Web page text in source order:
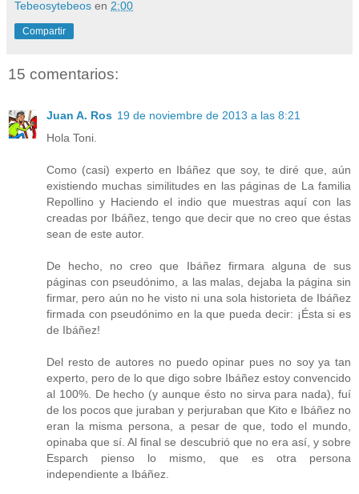
Tebeosytebeos en 2:00
Compartir
15 comentarios:
Juan A. Ros 19 de noviembre de 2013 a las 8:21
Hola Toni.
Como (casi) experto en Ibáñez que soy, te diré que, aún
existiendo muchas similitudes en las páginas de La familia
Repollino y Haciendo el indio que muestras aquí con las
creadas por Ibáñez, tengo que decir que no creo que éstas
sean de este autor.
De hecho, no creo que Ibáñez firmara alguna de sus
páginas con pseudónimo, a las malas, dejaba la página sin
firmar, pero aún no he visto ni una sola historieta de Ibáñez
firmada con pseudónimo en la que pueda decir: ¡Ésta si es
de Ibáñez!
Del resto de autores no puedo opinar pues no soy ya tan
experto, pero de lo que digo sobre Ibáñez estoy convencido
al 100%. De hecho (y aunque ésto no sirva para nada), fuí
de los pocos que juraban y perjuraban que Kito e Ibáñez no
eran la misma persona, a pesar de que, todo el mundo,
opinaba que sí. Al final se descubrió que no era así, y sobre
Esparch pienso lo mismo, que es otra persona
independiente a Ibáñez.